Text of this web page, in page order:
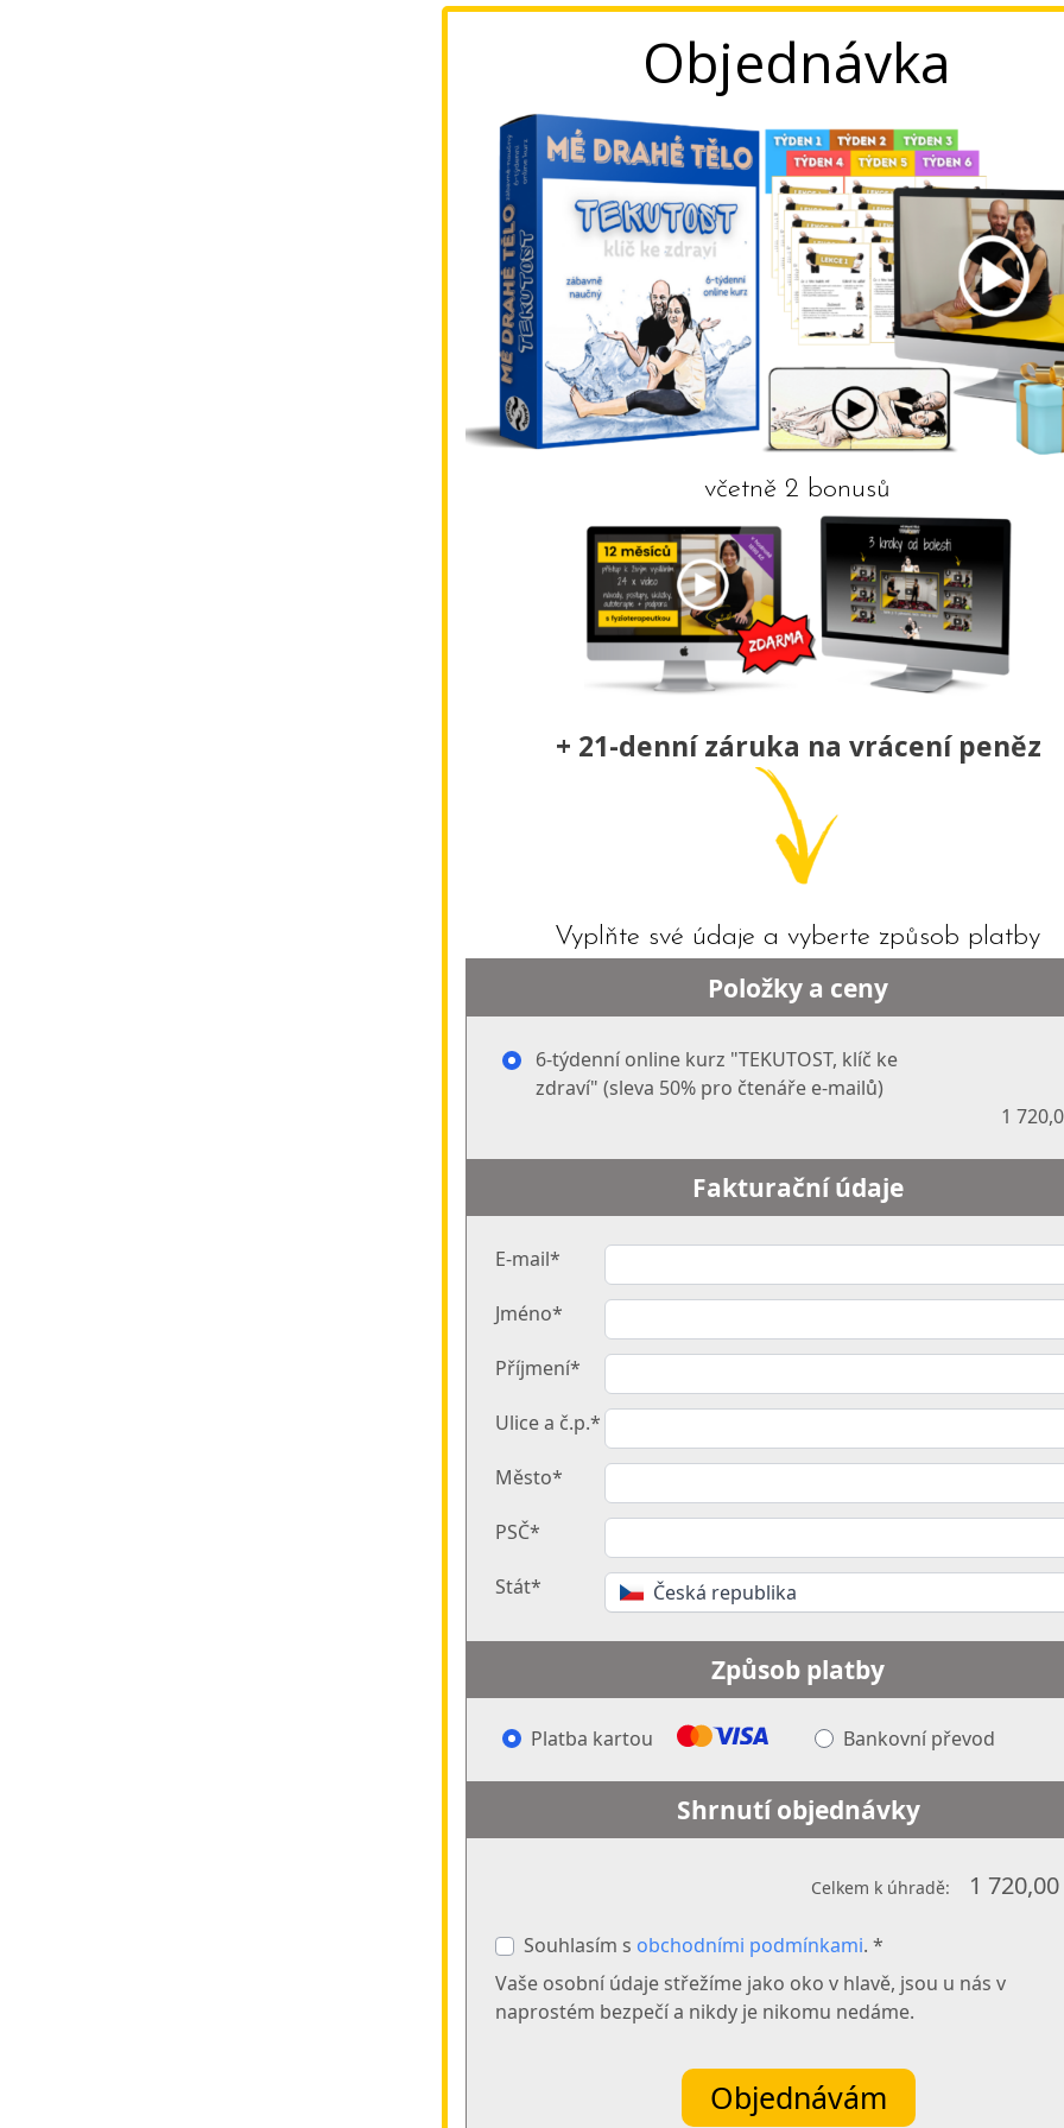
Objednávka
včetně 2 bonusů
+ 21-denní záruka na vrácení peněz
Vyplňte své údaje a vyberte způsob platby
Položky a ceny
6-týdenní online kurz "TEKUTOST, klíč ke
zdraví" (sleva 50% pro čtenáře e-mailů)
1
Fakturační údaje
E-mail*
Jméno*
Příjmení*
Ulice a č.p.*
Město*
PSČ*
Stát* Česká republika
Způsob platby
Platba kartou Bankovní převod
Shrnutí objednávky
Celkem k úhradě: 1
Souhlasím s obchodními podmínkami. *
Vaše osobní údaje střežíme jako oko v hlavě, jsou u nás v
naprostém bezpečí a nikdy je nikomu nedáme.
Objednávám